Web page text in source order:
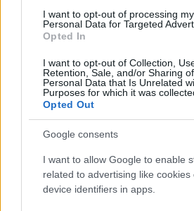
I want to opt-out of processing my
Personal Data for Targeted
Opted In
I want to opt-out of Collection,
Retention, Sale, and/or Sharing
Personal Data that Is Unrelated
Purposes for which it was
Opted Out
Google consents
I want to allow Google to enable
related to advertising like cookies
device identifiers in apps.
Continua a leggere
SALUTE